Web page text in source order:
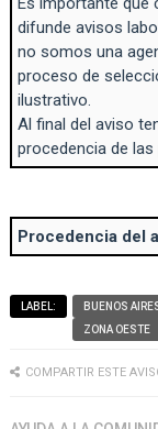
difunde avisos
no somos una
proceso de
ilustrativo.
Al final del aviso
procedencia de
Procedencia del
LABEL: BUENOS
ZONA OESTE
COMPARTIR ESTE